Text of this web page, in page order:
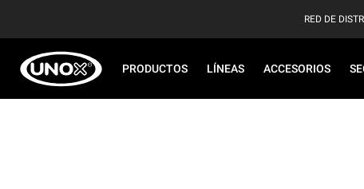
RED DE
PRODUCTOS LÍNEAS ACCESORIOS